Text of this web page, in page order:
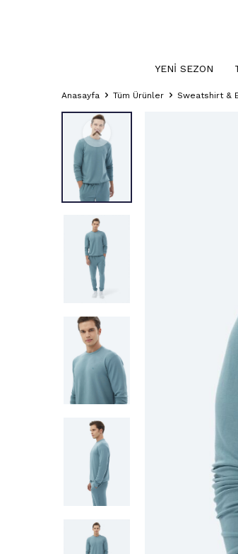
YENI SEZON
Anasayfa Tüm Ürünler Sweatshirt &